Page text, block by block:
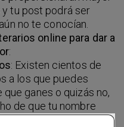
tu post podrá ser
no te conocían.
online para dar a
:
: Existen cientos de
a los que puedes
ganes o quizás no,
de que tu nombre
es una